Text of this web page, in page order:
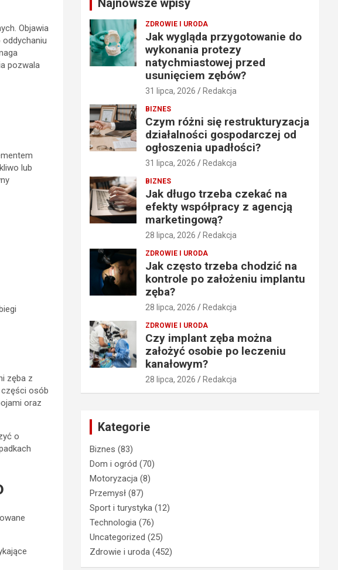
Objawia
oddychaniu
pozwala
lub
zęba z
części osób
oraz
o
Najnowsze wpisy
ZDROWIE I URODA
Jak wygląda przygotowanie do
wykonania protezy
natychmiastowej przed
usunięciem zębów?
31 lipca, 2026 Redakcja
BIZNES
Czym różni się restrukturyzacja
działalności gospodarczej od
ogłoszenia upadłości?
31 lipca, 2026 Redakcja
BIZNES
Jak długo trzeba czekać na
efekty współpracy z agencją
marketingową?
28 lipca, 2026 Redakcja
ZDROWIE I URODA
Jak często trzeba chodzić na
kontrole po założeniu implantu
zęba?
28 lipca, 2026 Redakcja
ZDROWIE I URODA
Czy implant zęba można
założyć osobie po leczeniu
kanałowym?
28 lipca, 2026 Redakcja
Kategorie
Biznes (83)
Dom i ogród (70)
Motoryzacja (8)
Przemysł (87)
Sport i turystyka (12)
Technologia (76)
Uncategorized (25)
Zdrowie i uroda (452)